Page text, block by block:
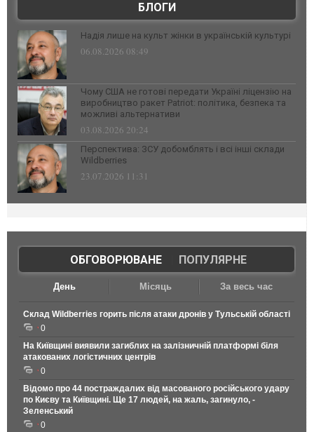
БЛОГИ
Надія лише на культ жінки в українській культурі
06.08.2026 08:49
Чому США не готові передати Україні ліцензію на
виробництво ракет Patriot: політика, безпека та
можливі альтернативи
03.08.2026 20:24
Перспектива: ЗСУ добомблять і всі інші склади
Wildberries
23.07.2026 11:31
ОБГОВОРЮВАНЕ| ПОПУЛЯРНЕ
День Місяць За весь час
Склад Wildberries горить після атаки дронів у Тульській області
0
На Київщині виявили загиблих на залізничній платформі біля
атакованих логістичних центрів
0
Відомо про 44 постраждалих від масованого російського удару
по Києву та Київщині. Ще 17 людей, на жаль, загинуло, -
Зеленський
0